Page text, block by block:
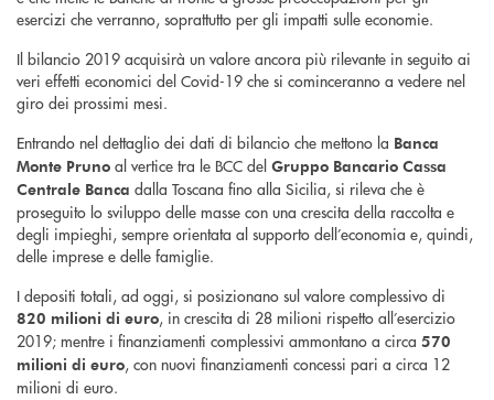
esercizi che verranno, soprattutto per gli impatti sulle economie.
Il bilancio 2019 acquisirà un valore ancora più rilevante in seguito ai
veri effetti economici del Covid-19 che si cominceranno a vedere nel
giro dei prossimi mesi.
Entrando nel dettaglio dei dati di bilancio che mettono la Banca
Monte Pruno al vertice tra le BCC del Gruppo Bancario Cassa
Centrale Banca dalla Toscana fino alla Sicilia, si rileva che è
proseguito lo sviluppo delle masse con una crescita della raccolta e
degli impieghi, sempre orientata al supporto dell’economia e, quindi,
delle imprese e delle famiglie.
I depositi totali, ad oggi, si posizionano sul valore complessivo di
820 milioni di euro, in crescita di 28 milioni rispetto all’esercizio
2019; mentre i finanziamenti complessivi ammontano a circa 570
milioni di euro, con nuovi finanziamenti concessi pari a circa 12
milioni di euro.